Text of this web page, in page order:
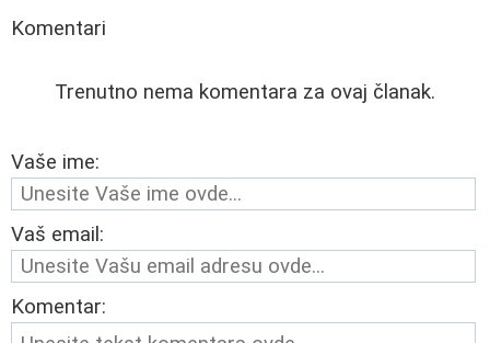
Komentari
Trenutno nema komentara za ovaj članak.
Vaše ime:
Vaš email:
Komentar: